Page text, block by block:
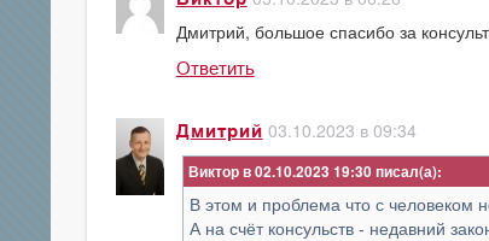
Дмитрий, большое спасибо за
Ответить
Дмитрий 03.10.2023 в 09:34
Виктор в 02.10.2023 19:30
В этом и проблема что с человеком
А на счёт консульств - недавний